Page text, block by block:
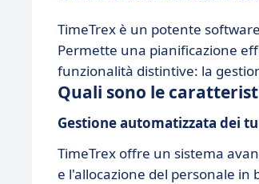
TimeTrex è un potente
Permette una pianificazione
funzionalità distintive: la
Quali sono le
Gestione automatizzata dei
TimeTrex offre un sistema
e l'allocazione del personale in